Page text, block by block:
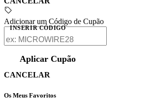
Adicionar um Código de Cupão
INSERIR CÓDIGO
Aplicar Cupão
CANCELAR
Os Meus Favoritos